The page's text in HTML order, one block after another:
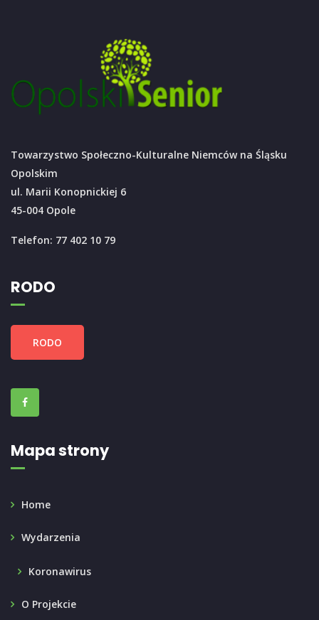
Towarzystwo Społeczno-Kulturalne Niemców na Śląsku
Opolskim
ul. Marii Konopnickiej 6
45-004 Opole
Telefon: 77 402 10 79
RODO
RODO
Mapa strony
Home
Wydarzenia
Koronawirus
O Projekcie